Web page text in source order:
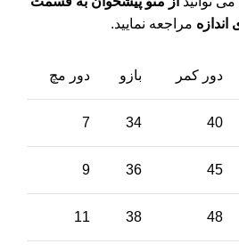
اندازه مراجعه نمایید.
دور کمر بازو دور مچ
40
34
7
45
36
9
48
38
11